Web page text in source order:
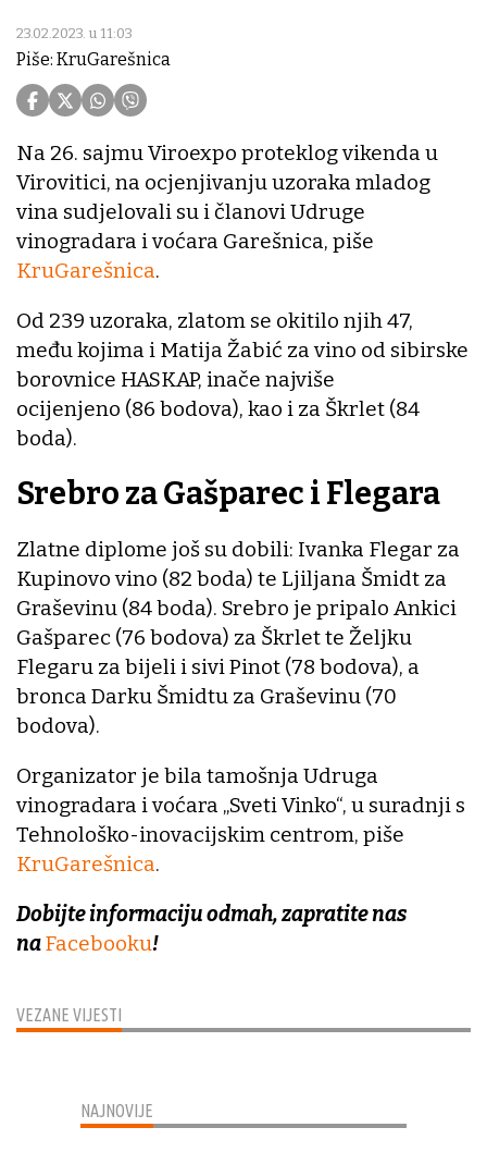
23.02.2023. u 11:03
Piše: KruGarešnica
VEZANE VIJESTI
Na 26. sajmu Viroexpo proteklog vikenda u
Virovitici, na ocjenjivanju uzoraka mladog
vina sudjelovali su i članovi Udruge
vinogradara i voćara Garešnica, piše
KruGarešnica.
Od 239 uzoraka, zlatom se okitilo njih 47,
među kojima i Matija Žabić za vino od sibirske
borovnice HASKAP, inače najviše
ocijenjeno (86 bodova), kao i za Škrlet (84
boda).
Srebro za Gašparec i Flegara
Zlatne diplome još su dobili: Ivanka Flegar za
Kupinovo vino (82 boda) te Ljiljana Šmidt za
Graševinu (84 boda). Srebro je pripalo Ankici
Gašparec (76 bodova) za Škrlet te Željku
Flegaru za bijeli i sivi Pinot (78 bodova), a
bronca Darku Šmidtu za Graševinu (70
bodova).
Organizator je bila tamošnja Udruga
vinogradara i voćara „Sveti Vinko“, u suradnji s
Tehnološko-inovacijskim centrom, piše
KruGarešnica.
Dobijte informaciju odmah, zapratite nas
naFacebooku!
NAJNOVIJE